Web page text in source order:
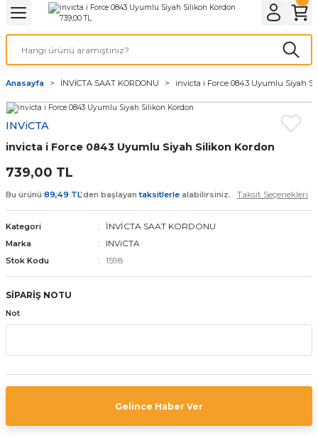
& ELEKTİRİK AYDINLATMA & ELEKTRİK
ve Cihaz Pilleri
ÇEŞİTLERİ
Kordon Çeşitleri
Kordonları
saat kordonu
Kordonları
Anasayfa İNVİCTA SAAT KORDONU invicta i Force 0843 Uyumlu Siyah
INViCTA
invicta i Force 0843 Uyumlu Siyah Silikon Kordon
739,00 TL
Bu ürünü 89,49 TL’den başlayantaksitlerle alabilirsiniz. Taksit Seçenekleri
Kategori İNVİCTA SAAT KORDONU
Marka INViCTA
Stok Kodu 1598
SİPARİŞ NOTU
Not
Gelince Haber Ver